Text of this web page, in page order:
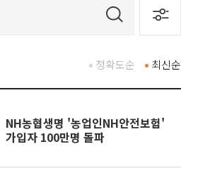
최신순
정확도순
NH농협생명 '농업인NH안전보험'
가입자 100만명 돌파